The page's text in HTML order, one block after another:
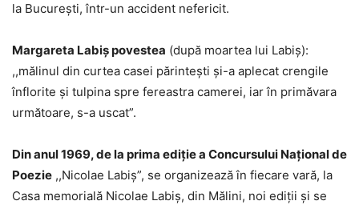
la Bucureşti, într-un accident nefericit.
Margareta Labiș povestea (după moartea lui Labiș):
,,mălinul din curtea casei părinteşti şi-a aplecat crengile
înflorite şi tulpina spre fereastra camerei, iar în primăvara
următoare, s-a uscat”.
Din anul 1969, de la prima ediţie a Concursului Naţional de
Poezie ,,Nicolae Labiș”, se organizează în fiecare vară, la
Casa memorială Nicolae Labiș, din Mălini, noi ediţii şi se